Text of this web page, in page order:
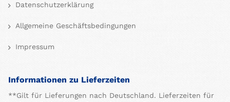
Datenschutzerklärung
Allgemeine Geschäftsbedingungen
Impressum
Informationen zu Lieferzeiten
**Gilt für Lieferungen nach Deutschland. Lieferzeiten für